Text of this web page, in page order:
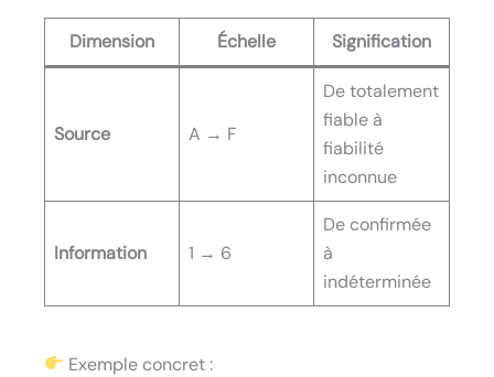
Dimension Échelle Signification
Source A → F
De totalement
fiable à
fiabilité
inconnue
Information 1 → 6
De confirmée
à
indéterminée
Exemple concret :